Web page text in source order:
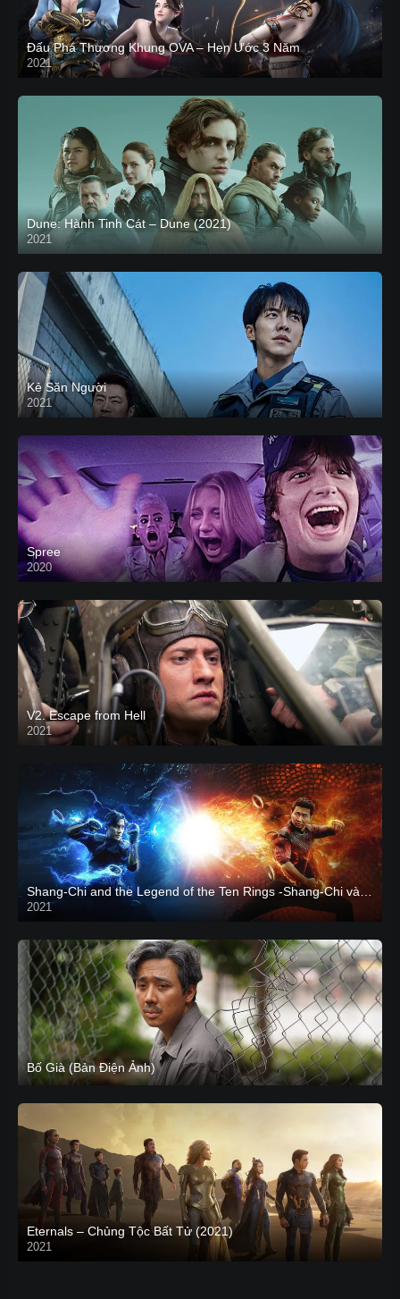
Đấu Phá Thương Khung OVA – Hẹn Ước 3 Năm
2021
Dune: Hành Tinh Cát – Dune (2021)
2021
HD VIETSUB
Kẻ Săn Người
2021
Spree
2020
V2. Escape from Hell
2021
2021
CAM
Bố Già (Bản Điện Ảnh)
Eternals – Chủng Tộc Bất Tử (2021)
2021
Trailer